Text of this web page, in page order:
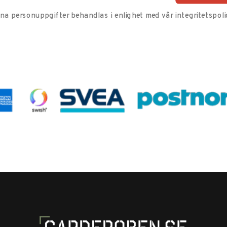
personuppgifter behandlas i enlighet med vår